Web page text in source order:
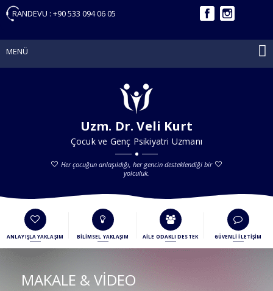
RANDEVU : +90 533 094 06 05
MENÜ
Uzm. Dr. Veli Kurt
Çocuk ve Genç Psikiyatri Uzmanı
Her çocuğun anlaşıldığı, her gencin desteklendiği bir
yolculuk.
ANLAYIŞLA YAKLAŞIM BİLİMSEL YAKLAŞIM AİLE ODAKLI DESTEK GÜVENLİ İLETİŞİM
MAKALE & VİDEO